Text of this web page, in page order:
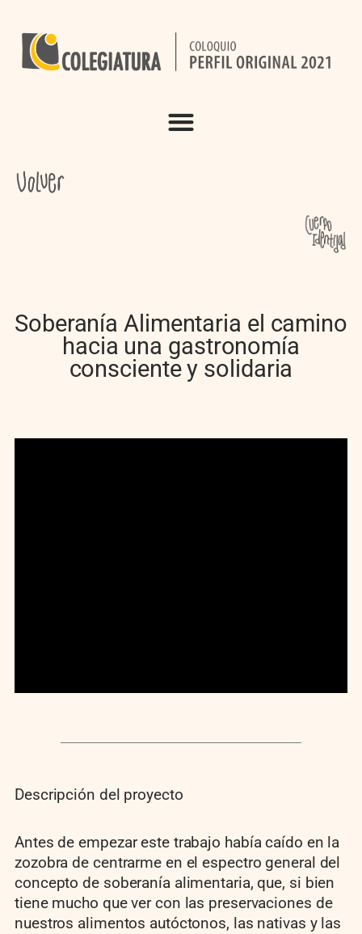
Soberanía Alimentaria el camino
hacia una gastronomía
consciente y solidaria
Descripción del proyecto
Antes de empezar este trabajo había caído en la
zozobra de centrarme en el espectro general del
concepto de soberanía alimentaria, que, si bien
tiene mucho que ver con las preservaciones de
nuestros alimentos autóctonos, las nativas y las